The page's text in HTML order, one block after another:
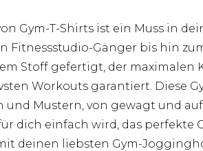
Gym-T-Shirts ist ein Muss in
Fitnessstudio-Gänger bis hin
Stoff gefertigt, der maximalen
Workouts garantiert. Diese
und Mustern, von gewagt und
dich einfach wird, das perfekte
deinen liebsten Gym-